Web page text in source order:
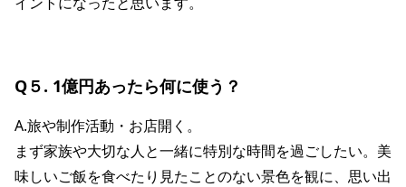
Q５. 1億円あったら何に使う？
A.旅や制作活動・お店開く。
まず家族や大切な人と一緒に特別な時間を過ごしたい。美
味しいご飯を食べたり見たことのない景色を観に、思い出